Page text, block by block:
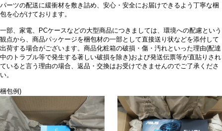
パーツの配送に緩衝材を敷き詰め、安心・安全にお届けできるよう丁寧な梱
包を心がけております。
一部、家電、PCケースなどの大型商品につきましては、環境への配慮という
観点から、商品パッケージを梱包材の一部として直接送り状などを添付して
出荷する場合がございます。商品化粧箱の破損・傷・汚れといった理由(配達
中のトラブル等で発生する著しい破損を除き)および発送伝票等が直貼りされ
ていると言う理由の場合、返品・交換はお受けできませんのでご了承くださ
い。
梱包例)